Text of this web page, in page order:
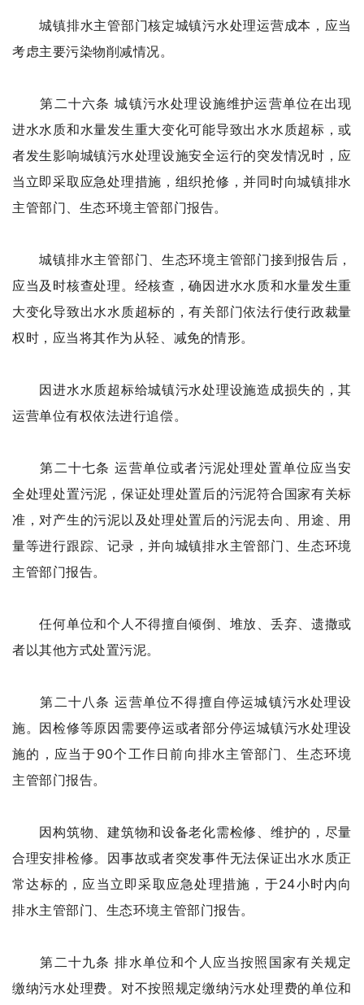
城镇排水主管部门核定城镇污水处理运营成本，应当
考虑主要污染物削减情况。
第二十六条 城镇污水处理设施维护运营单位在出现
进水水质和水量发生重大变化可能导致出水水质超标，或
者发生影响城镇污水处理设施安全运行的突发情况时，应
当立即采取应急处理措施，组织抢修，并同时向城镇排水
主管部门、生态环境主管部门报告。
城镇排水主管部门、生态环境主管部门接到报告后，
应当及时核查处理。经核查，确因进水水质和水量发生重
大变化导致出水水质超标的，有关部门依法行使行政裁量
权时，应当将其作为从轻、减免的情形。
因进水水质超标给城镇污水处理设施造成损失的，其
运营单位有权依法进行追偿。
第二十七条 运营单位或者污泥处理处置单位应当安
全处理处置污泥，保证处理处置后的污泥符合国家有关标
准，对产生的污泥以及处理处置后的污泥去向、用途、用
量等进行跟踪、记录，并向城镇排水主管部门、生态环境
主管部门报告。
任何单位和个人不得擅自倾倒、堆放、丢弃、遗撒或
者以其他方式处置污泥。
第二十八条 运营单位不得擅自停运城镇污水处理设
施。因检修等原因需要停运或者部分停运城镇污水处理设
施的，应当于90个工作日前向排水主管部门、生态环境
主管部门报告。
因构筑物、建筑物和设备老化需检修、维护的，尽量
合理安排检修。因事故或者突发事件无法保证出水水质正
常达标的，应当立即采取应急处理措施，于24小时内向
排水主管部门、生态环境主管部门报告。
第二十九条 排水单位和个人应当按照国家有关规定
缴纳污水处理费。对不按照规定缴纳污水处理费的单位和